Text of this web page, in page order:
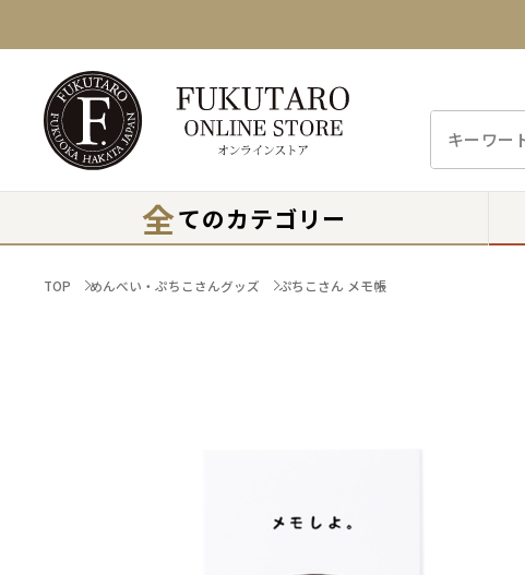
全てのカテゴリー
TOP めんべい・ぷちこさんグッズ ぷちこさん メモ帳